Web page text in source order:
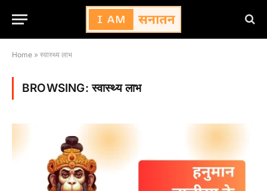
Home » स्वास्थ्य लाभ
BROWSING:स्वास्थ्य लाभ